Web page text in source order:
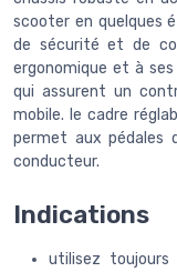
scooter en quelques
de sécurité et de
ergonomique et à
qui assurent un
mobile. le cadre
permet aux pédales
conducteur.
Indications
utilisez toujours